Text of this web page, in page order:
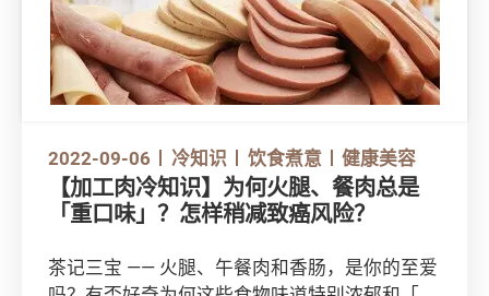
2022-09-06 冷知识 饮食煮意 健康美容
【加工肉冷知识】为何火腿、餐肉总是
「重口味」？怎样稍减致癌风险？
茶记三宝 —— 火腿、午餐肉和香肠，是你的至爱